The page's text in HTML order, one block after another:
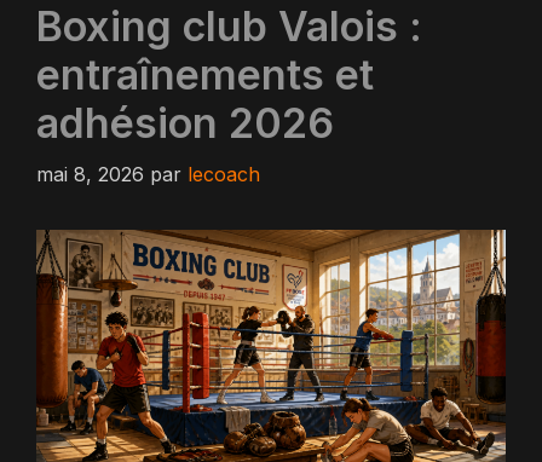
Boxing club Valois :
entraînements et
adhésion 2026
mai 8, 2026 par lecoach